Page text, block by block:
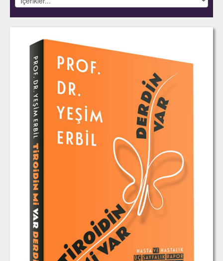
Basında Yeşim Erbil
İletişim
English